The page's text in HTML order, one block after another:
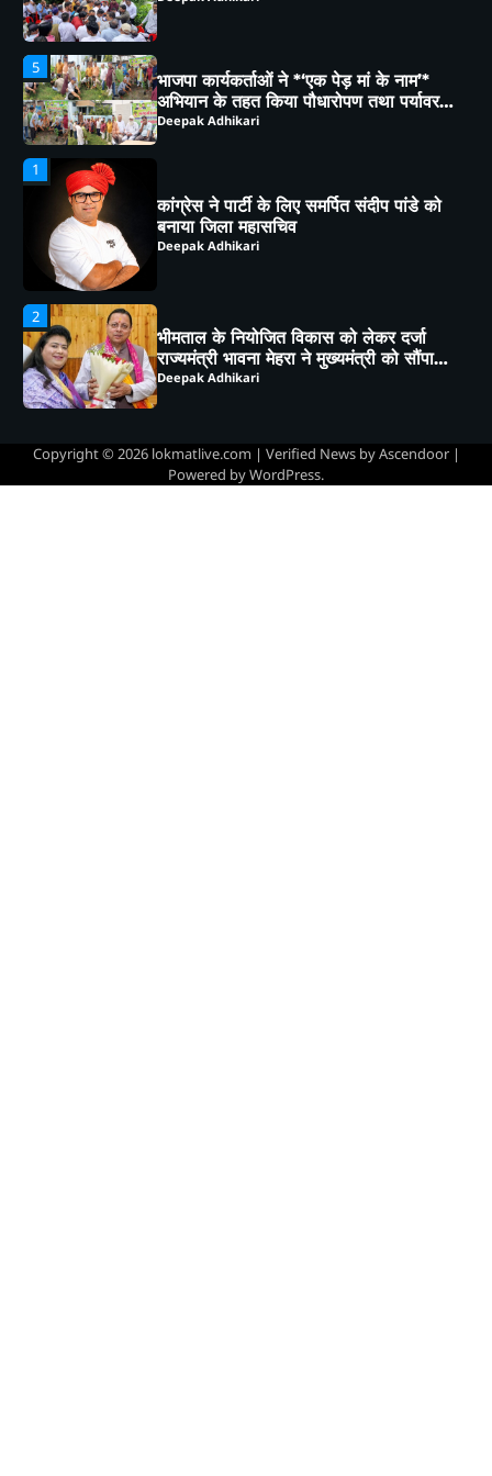
1
कांग्रेस ने पार्टी के लिए समर्पित संदीप पांडे को
बनाया जिला महासचिव
Deepak Adhikari
2
राज्यमंत्री भावना मेहरा ने मुख्यमंत्री को सौंपा
विस्तृत मांगपत्र
Deepak Adhikari
“कल का कालाढूंगी कैसा हो” विषय पर हुआ
व्यापक मंथन
Deepak Adhikari
4
हल्द्वानी: कैबिनेट मंत्री राम सिंह कैड़ा ने लगाया
अधिकारियों को दिए सख्त निर्देश
Deepak Adhikari
Copyright © 2026 lokmatlive.com | Verified News byAscendoor|
Powered byWordPress.